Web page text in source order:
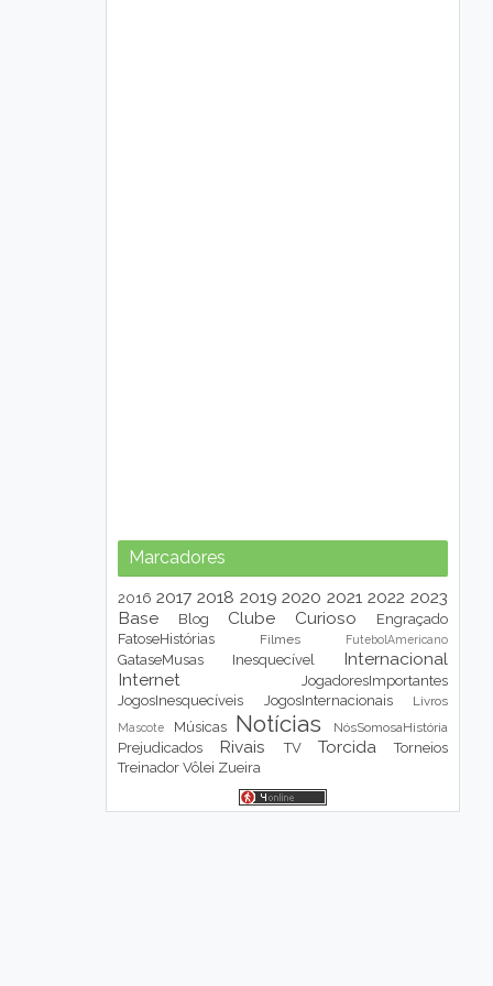
Marcadores
2016 2017 2018 2019 2020 2021 2022 2023
Base
Blog Clube Curioso
Engraçado
FatoseHistórias
Filmes FutebolAmericano
GataseMusas Inesquecível
Internacional
Internet
JogadoresImportantes
JogosInesquecíveis
JogosInternacionais Livros
Mascote Músicas Notícias NósSomosaHistória
Prejudicados Rivais TV Torcida
Torneios
Treinador Vôlei Zueira